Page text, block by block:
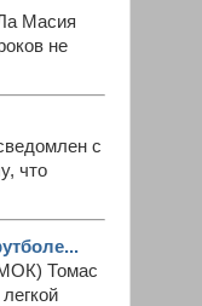
Масия
не
с
что
Томас